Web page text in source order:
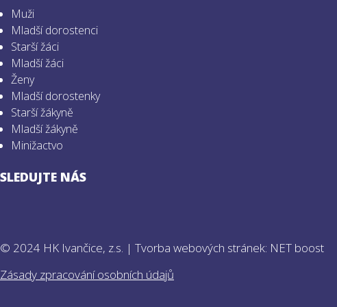
Muži
Mladší dorostenci
Starší žáci
Mladší žáci
Ženy
Mladší dorostenky
Starší žákyně
Mladší žákyně
Minižactvo
SLEDUJTE NÁS
© 2024 HK Ivančice, z.s. | Tvorba webových stránek: NET boost
Zásady zpracování osobních údajů